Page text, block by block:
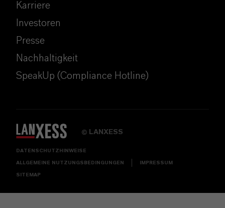
Karriere
Investoren
Presse
Nachhaltigkeit
SpeakUp (Compliance Hotline)
© LANXESS
DATENSCHUTZHINWEISE
ALLGEMEINE NUTZUNGSBEDINGUNGEN IMPRESSUM
SITEMAP